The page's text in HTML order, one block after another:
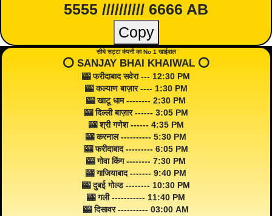
5555 ////////// 6666 AB
Copy
सीधे सट्टा कंपनी का No 1 खाईवाल
⭕️ SANJAY BHAI KHAIWAL ⭕️
🎰 फरीदाबाद सवेरा --- 12:30 PM
🎰 कल्याण बाज़ार ---- 1:30 PM
🎰 खाटू धाम -------- 2:30 PM
🎰 दिल्ली बाज़ार ------ 3:05 PM
🎰 श्री गणेश ------ 4:35 PM
🎰 करनाल ---------- 5:30 PM
🎰 फरीदाबाद --------- 6:05 PM
🎰 गोवा किंग -------- 7:30 PM
🎰 गाजियाबाद ------- 9:40 PM
🎰 दुबई गोल्ड -------- 10:30 PM
🎰 गली ----------- 11:40 PM
🎰 दिसावर ---------- 03:00 AM